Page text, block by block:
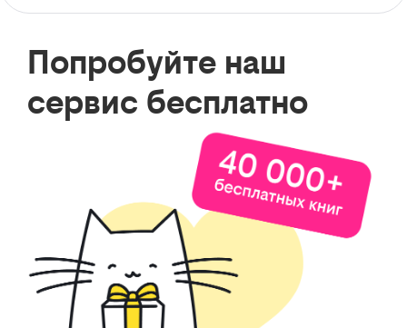
Попробуйте наш
сервис бесплатно